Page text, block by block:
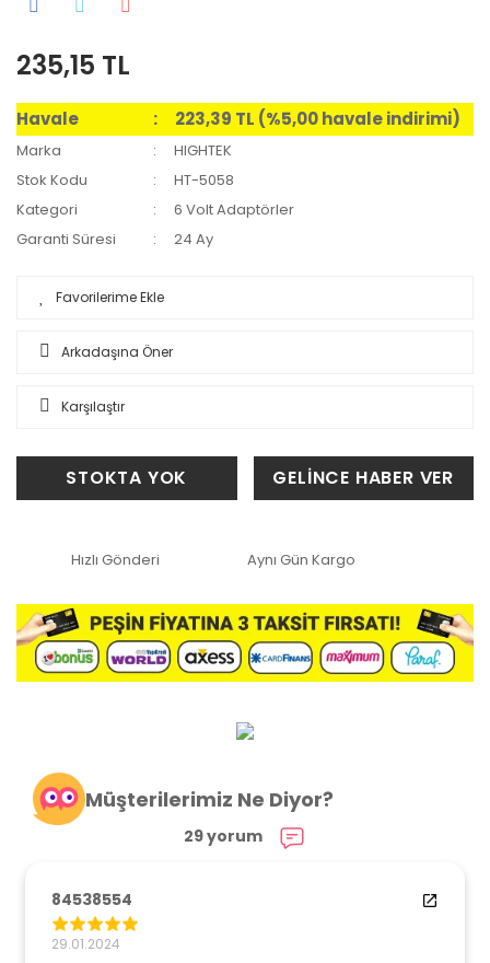
235,15 TL
Havale 223,39 TL (%5,00 havale indirimi)
Marka
HIGHTEK
Stok Kodu
HT-5058
Kategori
6 Volt Adaptörler
Garanti Süresi
24 Ay
Arkadaşına Öner
Karşılaştır
STOKTA YOK GELİNCE HABER VER
Hızlı Gönderi Aynı Gün Kargo
Müşterilerimiz Ne Diyor?
29 yorum
84538554
29.01.2024